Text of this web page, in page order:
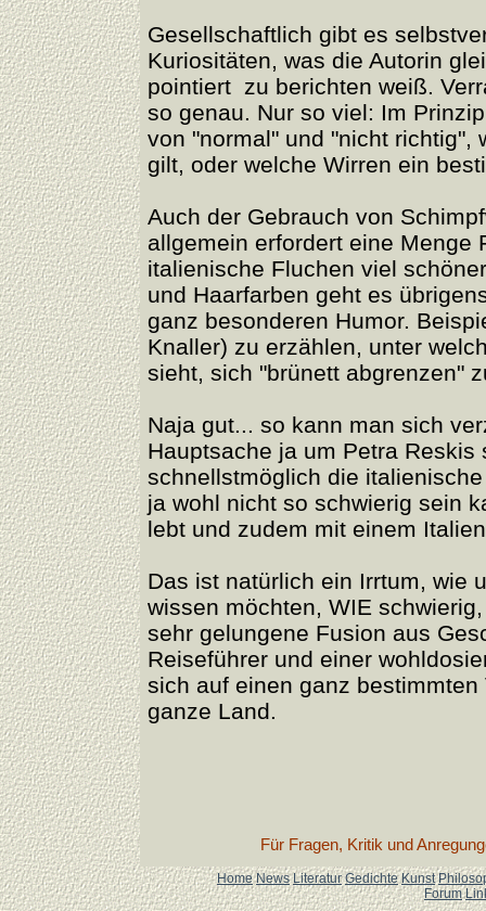
Gesellschaftlich gibt es
Kuriositäten, was die Autorin
pointiert zu berichten weiß.
so genau. Nur so viel: Im
von "normal" und "nicht richtig",
gilt, oder welche Wirren ein
Auch der Gebrauch von
allgemein erfordert eine Menge
italienische Fluchen viel
und Haarfarben geht es
ganz besonderen Humor.
Knaller) zu erzählen, unter
sieht, sich "brünett abgrenzen"
Naja gut... so kann man sich
Hauptsache ja um Petra
schnellstmöglich die
ja wohl nicht so schwierig sein
lebt und zudem mit einem
Das ist natürlich ein Irrtum, wie
wissen möchten, WIE
sehr gelungene Fusion aus
Reiseführer und einer
sich auf einen ganz
ganze Land.
Für Fragen, Kritik und
Home News Literatur Gedichte Kunst
Forum